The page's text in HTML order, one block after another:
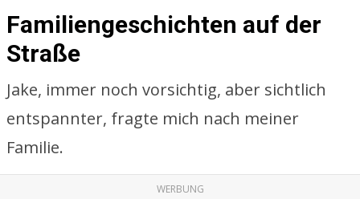
Familiengeschichten auf der
Straße
Jake, immer noch vorsichtig, aber sichtlich
entspannter, fragte mich nach meiner
Familie.
WERBUNG